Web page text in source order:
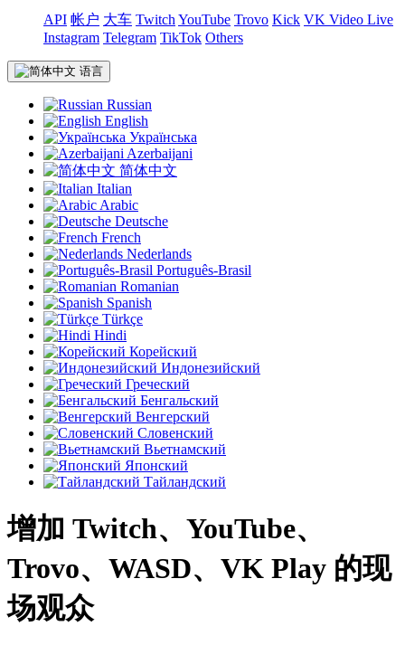
API 帐户 大车 Twitch YouTube Trovo Kick VK Video Live
Instagram Telegram TikTok Others
语言
Russian
English
Українська
Azerbaijani
简体中文
Italian
Arabic
Deutsche
French
Nederlands
Português-Brasil
Romanian
Spanish
Türkçe
Hindi
Корейский
Индонезийский
Греческий
Бенгальский
Венгерский
Словенский
Вьетнамский
Японский
Тайландский
增加 Twitch、YouTube、
Trovo、WASD、VK Play 的现
场观众